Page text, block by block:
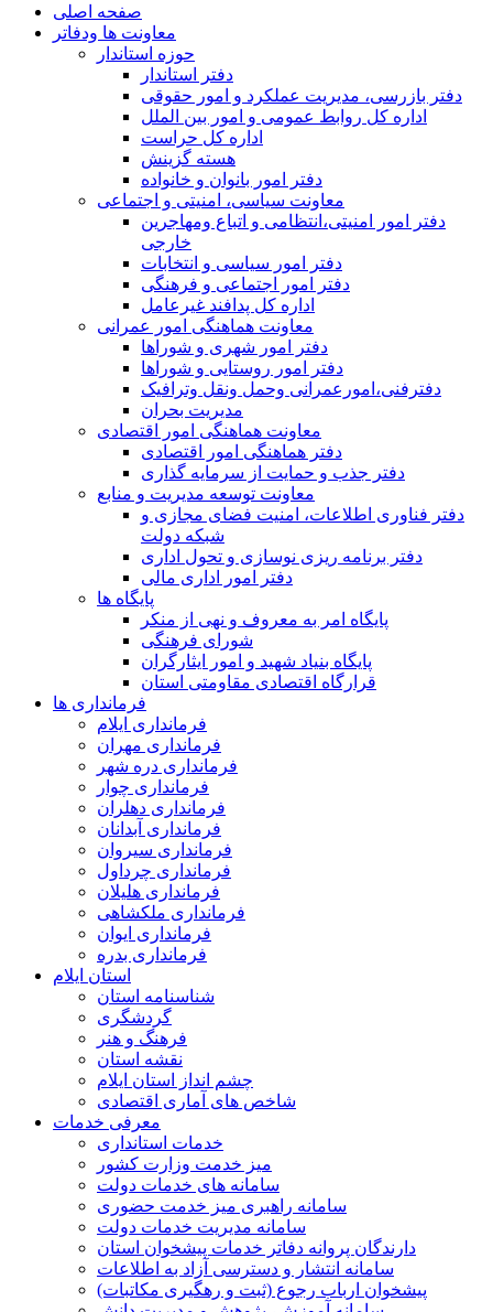
صفحه اصلی
معاونت ها ودفاتر
حوزه استاندار
دفتر استاندار
دفتر بازرسی، مدیریت عملکرد و امور حقوقی
اداره کل روابط عمومی و امور بین الملل
اداره کل حراست
هسته گزینش
دفتر امور بانوان و خانواده
معاونت سیاسی، امنیتی و اجتماعی
دفتر امور امنيتی،انتظامی و اتباع ومهاجرین
خارجی
دفتر امور سیاسی و انتخابات
دفتر امور اجتماعی و فرهنگی
اداره کل پدافند غیرعامل
معاونت هماهنگی امور عمرانی
دفتر امور شهری و شوراها
دفتر امور روستایی و شوراها
دفترفنی،امورعمرانی وحمل ونقل وترافيک
مدیریت بحران
معاونت هماهنگی امور اقتصادی
دفتر هماهنگی امور اقتصادی
دفتر جذب و حمایت از سرمایه گذاری
معاونت توسعه مدیریت و منابع
دفتر فناوری اطلاعات، امنیت فضای مجازی و
شبکه دولت
دفتر برنامه ریزی نوسازی و تحول اداری
دفتر امور اداری مالی
پایگاه ها
پایگاه امر به معروف و نهی از منکر
شورای فرهنگی
پایگاه بنیاد شهید و امور ایثارگران
قرارگاه اقتصادی مقاومتی استان
فرمانداری ها
فرمانداری ایلام
فرمانداری مهران
فرمانداری دره شهر
فرمانداری چوار
فرمانداری دهلران
فرمانداری آبدانان
فرمانداری سیروان
فرمانداری چرداول
فرمانداری هلیلان
فرمانداری ملکشاهی
فرمانداری ایوان
فرمانداری بدره
استان ایلام
شناسنامه استان
گردشگری
فرهنگ و هنر
نقشه استان
چشم انداز استان ایلام
شاخص های آماری اقتصادی
معرفی خدمات
خدمات استانداری
میز خدمت وزارت کشور
سامانه های خدمات دولت
سامانه راهبری میز خدمت حضوری
سامانه مدیریت خدمات دولت
دارندگان پروانه دفاتر خدمات پیشخوان استان
سامانه انتشار و دسترسی آزاد به اطلاعات
پیشخوان ارباب رجوع (ثبت و رهگیری مکاتبات)